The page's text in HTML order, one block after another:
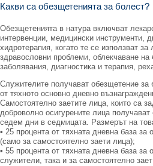
Какви са обезщетенията за болест?
Обезщетенията в натура включват
интервенции, медицински инструменти,
хидротерапия, когато те се използват
здравословни проблеми, облекчаване
заболявания, диагностика и терапия,
Служителите получават обезщетение за
от тяхното основно дневно
Самостоятелно заетите лица, които са
доброволно осигурените лица
седем дни в седмицата. Размерът на
▪ 25 процента от тяхната дневна база за
(само за самостоятелно заети лица);
▪ 55 процента от тяхната дневна база за
служители, така и за самостоятелно